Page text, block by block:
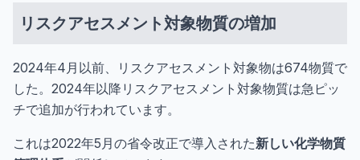
リスクアセスメント対象物質の増加
2024年4月以前、リスクアセスメント対象物は674物質で
した。2024年以降リスクアセスメント対象物質は急ピッ
チで追加が行われています。
これは2022年5月の省令改正で導入された新しい化学物質